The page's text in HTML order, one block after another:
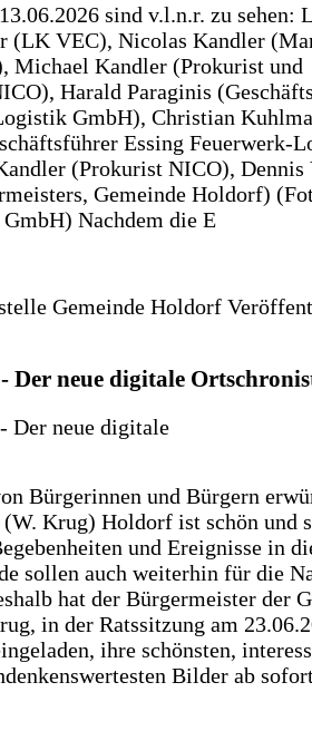
sind v.l.n.r. zu sehen:
(LK VEC), Nicolas Kandler
Michael Kandler (Prokurist und
Harald Paraginis
GmbH), Christian
Essing Feuerwerk-
(Prokurist NICO),
Gemeinde Holdorf)
Nachdem die E
Gemeinde Holdorf
Der neue digitale
Bürgerinnen und Bürgern
Krug) Holdorf ist schön und
und Ereignisse in
sollen auch weiterhin für die
hat der Bürgermeister der
in der Ratssitzung am
ihre schönsten,
Bilder ab